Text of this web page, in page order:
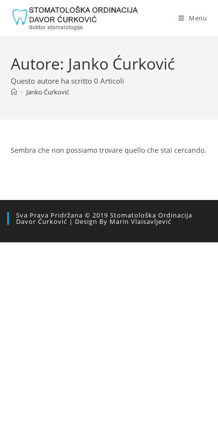
contenuto
Menu
Autore: Janko Ćurković
Questo autore ha scritto 0 Articoli
> Janko Ćurković
Sembra che non possiamo trovare quello che stai cercando.
Sva Prava Pridržana © 2019 Stomatološka Ordinacija
Davor Ćurković | Design By Marin Vlaisavljević